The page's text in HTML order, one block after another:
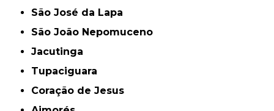
São José da Lapa
São João Nepomuceno
Jacutinga
Tupaciguara
Coração de Jesus